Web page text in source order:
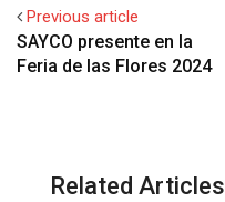
Previous article
SAYCO presente en la
Feria de las Flores 2024
Related Articles